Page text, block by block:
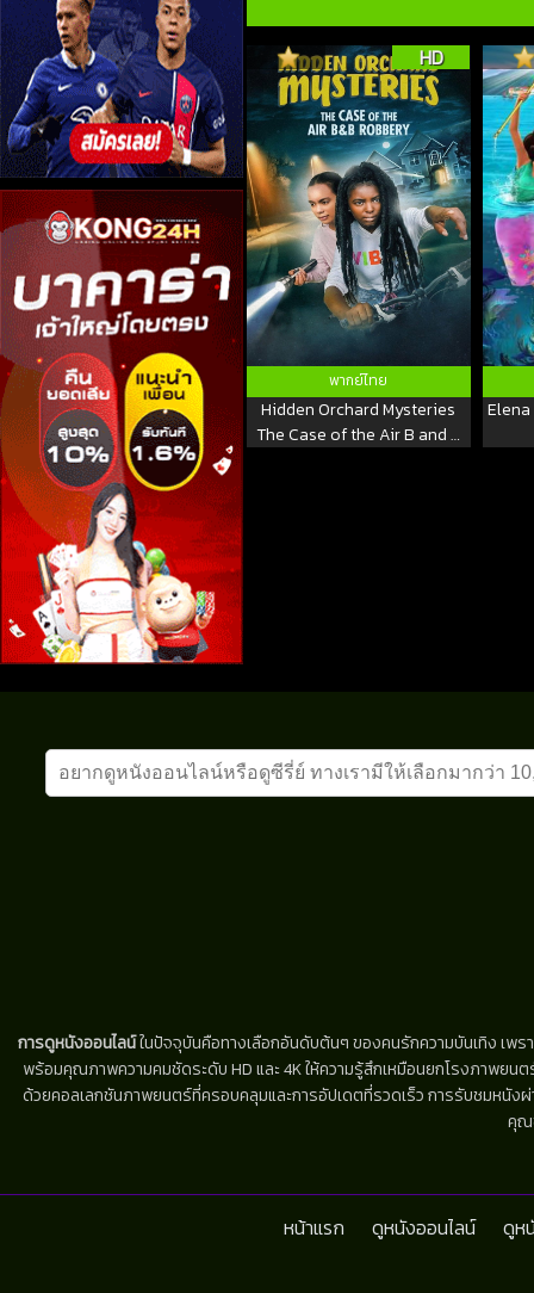
HD
พากย์ไทย
Hidden Orchard Mysteries
The Case of the Air B and B
การดูหนังออนไลน์ในปัจจุบันคือทางเลือกอันดับต้นๆ ของคนรักความบันเทิง เพร
พร้อมคุณภาพความคมชัดระดับ HD และ 4K ให้ความรู้สึกเหมือนยกโรงภาพยน
ด้วยคอลเลกชันภาพยนตร์ที่ครอบคลุมและการอัปเดตที่รวดเร็ว การรับชมหนัง
คุณ
หน้าแรก ดูหนังออนไลน์ ดูห